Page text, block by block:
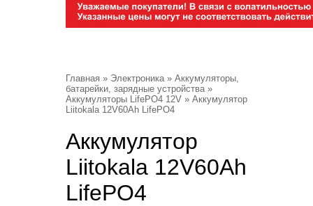
Главная » Электроника» Аккумуляторы,
батарейки, зарядные устройства»
Аккумуляторы LifePO4 12V » Аккумулятор
Liitokala 12V60Ah LifePO4
Аккумулятор
Liitokala 12V60Ah
LifePO4